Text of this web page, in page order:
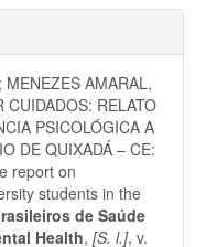
AMARAL,
RELATO
PSICOLÓGICA A
DE QUIXADÁ – CE:
report on
students in the
de Saúde
Health, [S. l.], v.